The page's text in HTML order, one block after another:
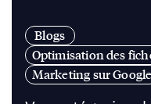
Blogs
Optimisation des
Marketing sur Google